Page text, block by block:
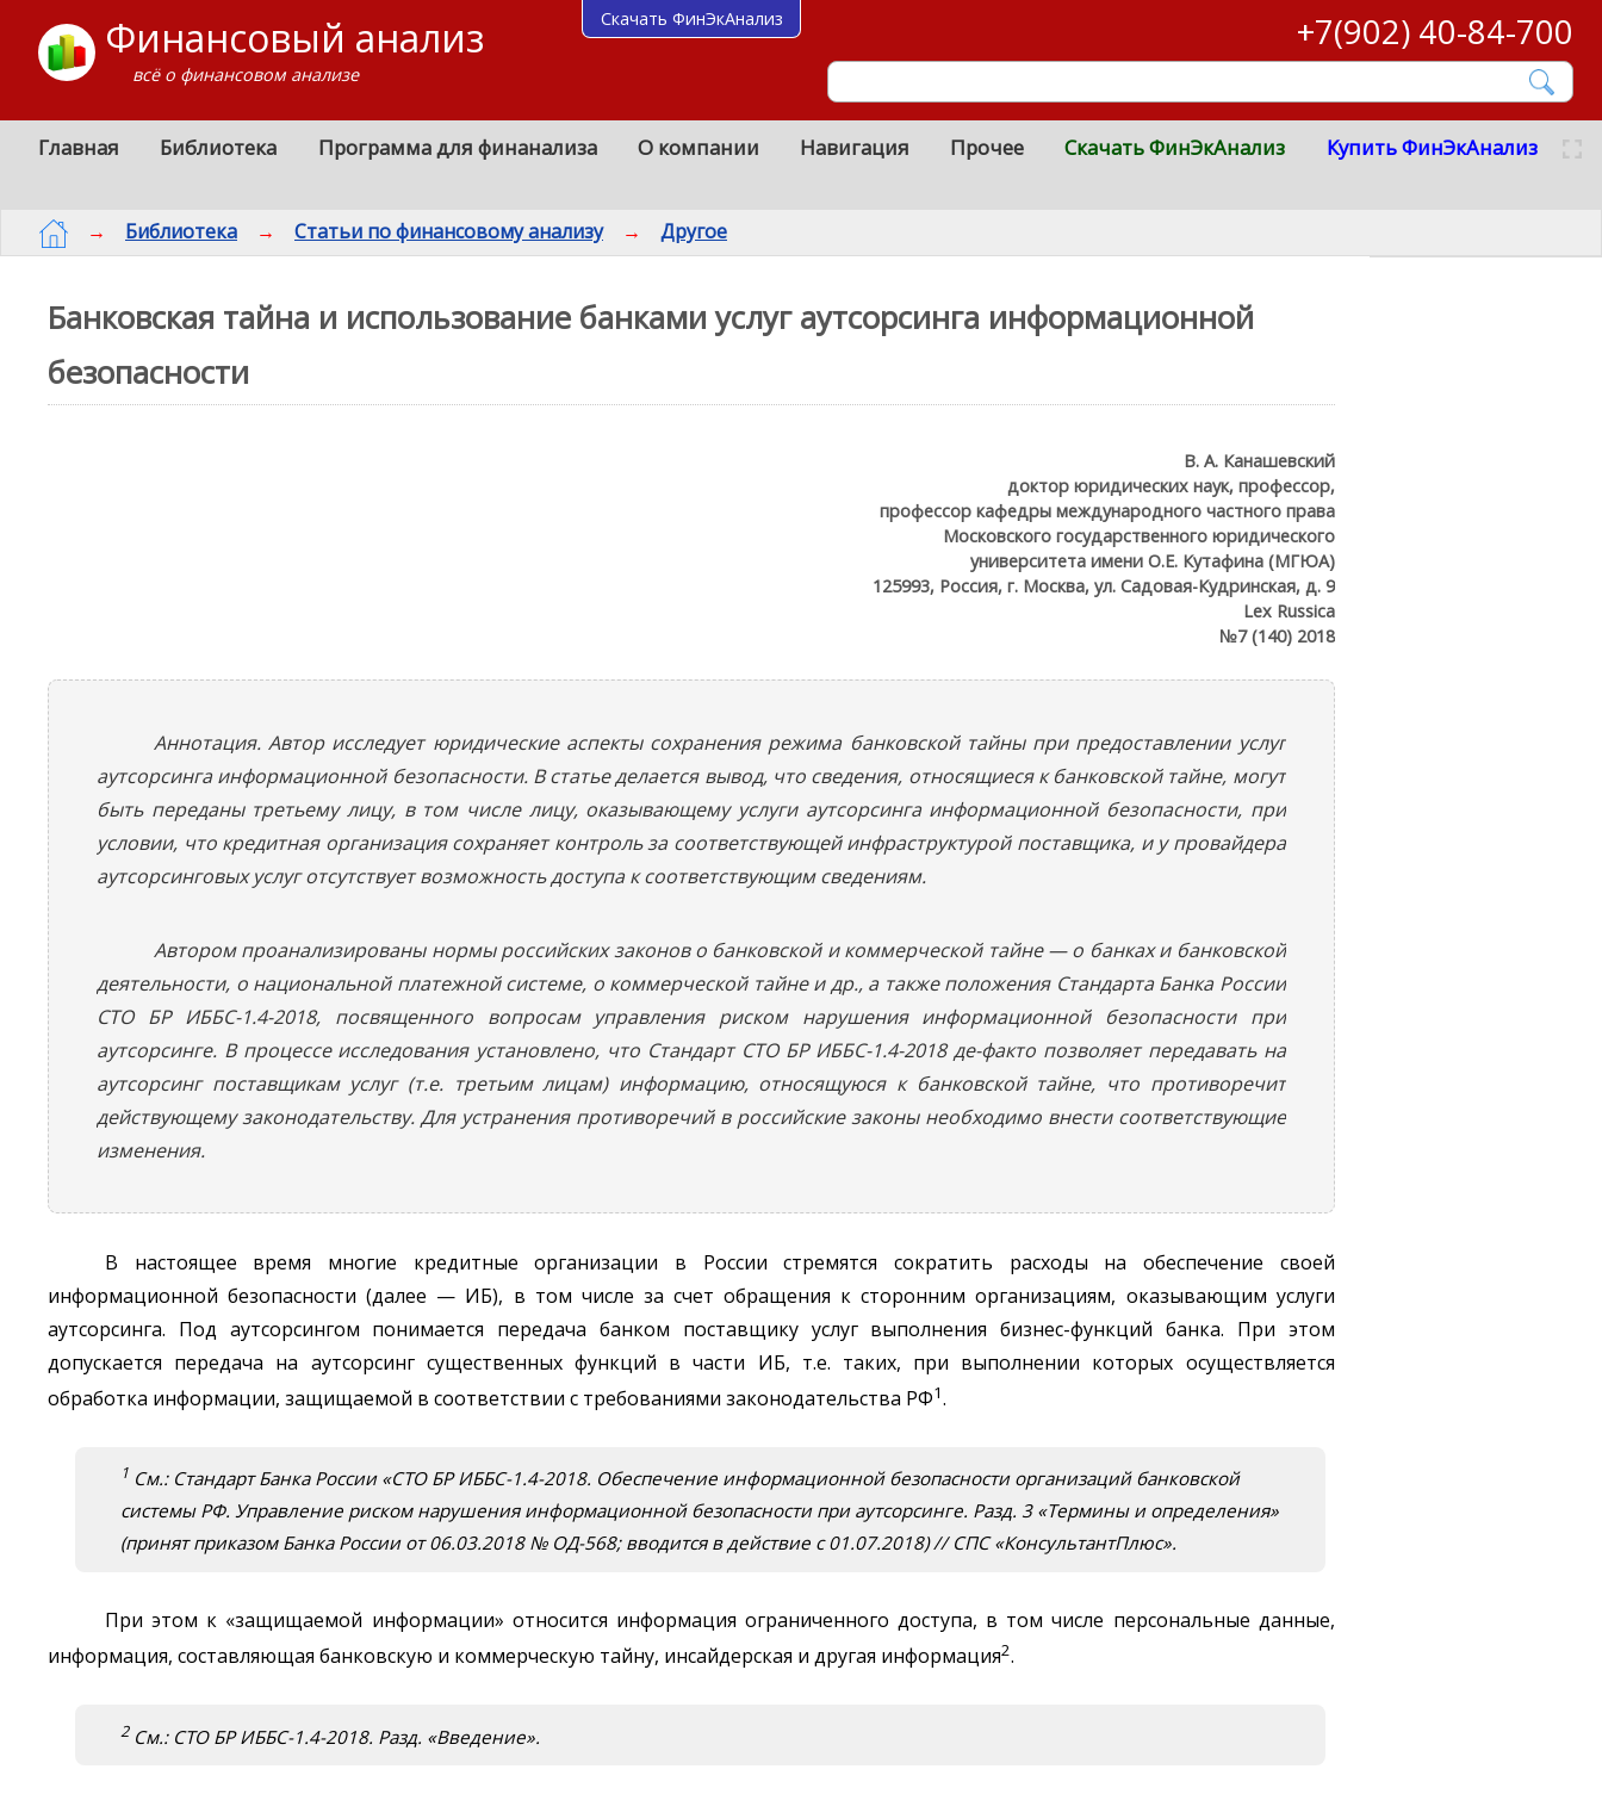
Финансовый анализ
всё о финансовом анализе
+7(902) 40-84-700
Главная Библиотека Программа для финанализа О компании Навигация Прочее Скачать ФинЭкАнализ Купить ФинЭкАнализ
→ Библиотека → Статьи по финансовому анализу → Другое
Банковская тайна и использование банками услуг аутсорсинга информационной
безопасности
В. А. Канашевский
доктор юридических наук, профессор,
профессор кафедры международного частного права
Московского государственного юридического
университета имени О.Е. Кутафина (МГЮА)
125993, Россия, г. Москва, ул. Садовая-Кудринская, д. 9
Lex Russica
№7 (140) 2018
Аннотация. Автор исследует юридические аспекты сохранения режима банковской тайны при предоставлении услуг
аутсорсинга информационной безопасности. В статье делается вывод, что сведения, относящиеся к банковской тайне, могут
быть переданы третьему лицу, в том числе лицу, оказывающему услуги аутсорсинга информационной безопасности, при
условии, что кредитная организация сохраняет контроль за соответствующей инфраструктурой поставщика, и у провайдера
аутсорсинговых услуг отсутствует возможность доступа к соответствующим сведениям.
Автором проанализированы нормы российских законов о банковской и коммерческой тайне — о банках и банковской
деятельности, о национальной платежной системе, о коммерческой тайне и др., а также положения Стандарта Банка России
СТО БР ИББС-1.4-2018, посвященного вопросам управления риском нарушения информационной безопасности при
аутсорсинге. В процессе исследования установлено, что Стандарт СТО БР ИББС-1.4-2018 де-факто позволяет передавать на
аутсорсинг поставщикам услуг (т.е. третьим лицам) информацию, относящуюся к банковской тайне, что противоречит
действующему законодательству. Для устранения противоречий в российские законы необходимо внести соответствующие
изменения.
В настоящее время многие кредитные организации в России стремятся сократить расходы на обеспечение своей
информационной безопасности (далее — ИБ), в том числе за счет обращения к сторонним организациям, оказывающим услуги
аутсорсинга. Под аутсорсингом понимается передача банком поставщику услуг выполнения бизнес-функций банка. При этом
допускается передача на аутсорсинг существенных функций в части ИБ, т.е. таких, при выполнении которых осуществляется
обработка информации, защищаемой в соответствии с требованиями законодательства РФ1.
1 См.: Стандарт Банка России «СТО БР ИББС-1.4-2018. Обеспечение информационной безопасности организаций банковской
системы РФ. Управление риском нарушения информационной безопасности при аутсорсинге. Разд. 3 «Термины и определения»
(принят приказом Банка России от 06.03.2018 № ОД-568; вводится в действие с 01.07.2018) // СПС «КонсультантПлюс».
При этом к «защищаемой информации» относится информация ограниченного доступа, в том числе персональные данные,
информация, составляющая банковскую и коммерческую тайну, инсайдерская и другая информация2.
2См.: СТО БР ИББС-1.4-2018. Разд. «Введение».
Скачать ФинЭкАнализ